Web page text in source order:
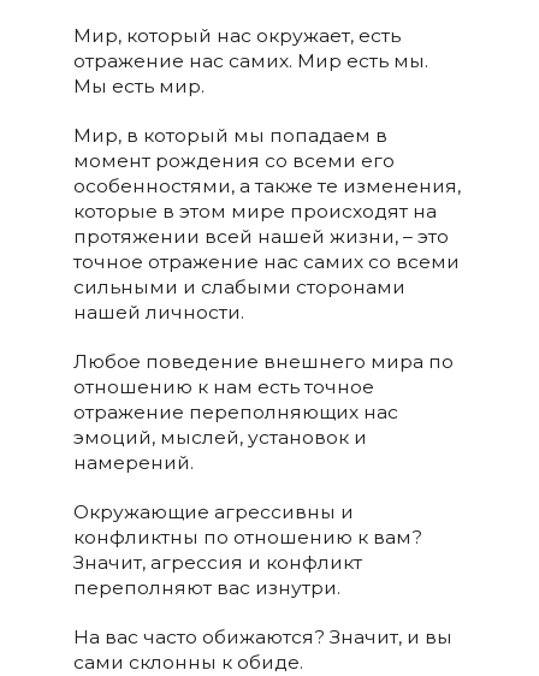
Мир, который нас окружает, есть
отражение нас самих. Мир есть мы.
Мы есть мир.
Мир, в который мы попадаем в
момент рождения со всеми его
особенностями, а также те изменения,
которые в этом мире происходят на
протяжении всей нашей жизни, – это
точное отражение нас самих со всеми
сильными и слабыми сторонами
нашей личности.
Любое поведение внешнего мира по
отношению к нам есть точное
отражение переполняющих нас
эмоций, мыслей, установок и
намерений.
Окружающие агрессивны и
конфликтны по отношению к вам?
Значит, агрессия и конфликт
переполняют вас изнутри.
На вас часто обижаются? Значит, и вы
сами склонны к обиде.